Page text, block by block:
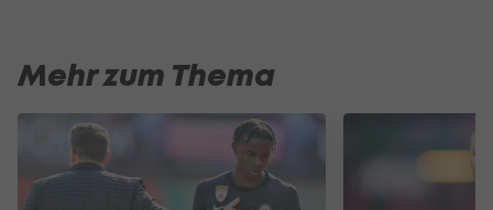
Mehr zum Thema